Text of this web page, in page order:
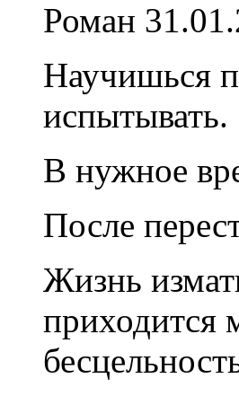
Роман
Научишься
испытывать.
В нужное
После
Жизнь
приходится